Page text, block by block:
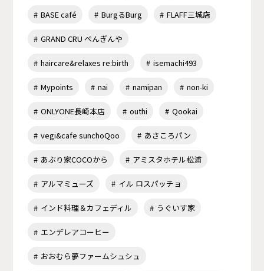
BASE café BurgるBurg FLAFF三城店
GRAND CRU ぺんぎんや
haircare&relaxes re:birth isemachi493
Mypoints nai namipan non-ki
ONLYONE長崎本店 outhi Qookai
vegi&cafe sunchoQoo あさころパン
あぶり家COCOから アミスタホテル松浦
アルマミューズ イル ロスパッチョ
インド料理＆カフェディル うぐいす家
エンデレアコーヒー
おおむら夢ファームシュシュ